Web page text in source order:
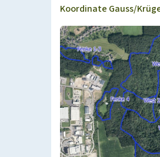
Koordinate Gauss/